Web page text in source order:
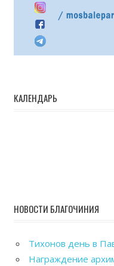
КАЛЕНДАРЬ
НОВОСТИ БЛАГОЧИНИЯ
Тихонов день в
Награждение